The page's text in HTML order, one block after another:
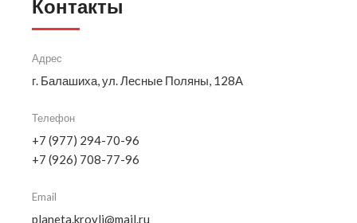
Контакты
Адрес
г. Балашиха, ул. Лесные Поляны, 128А
Телефон
+7 (977) 294-70-96
+7 (926) 708-77-96
Email
planeta.krovli@mail.ru